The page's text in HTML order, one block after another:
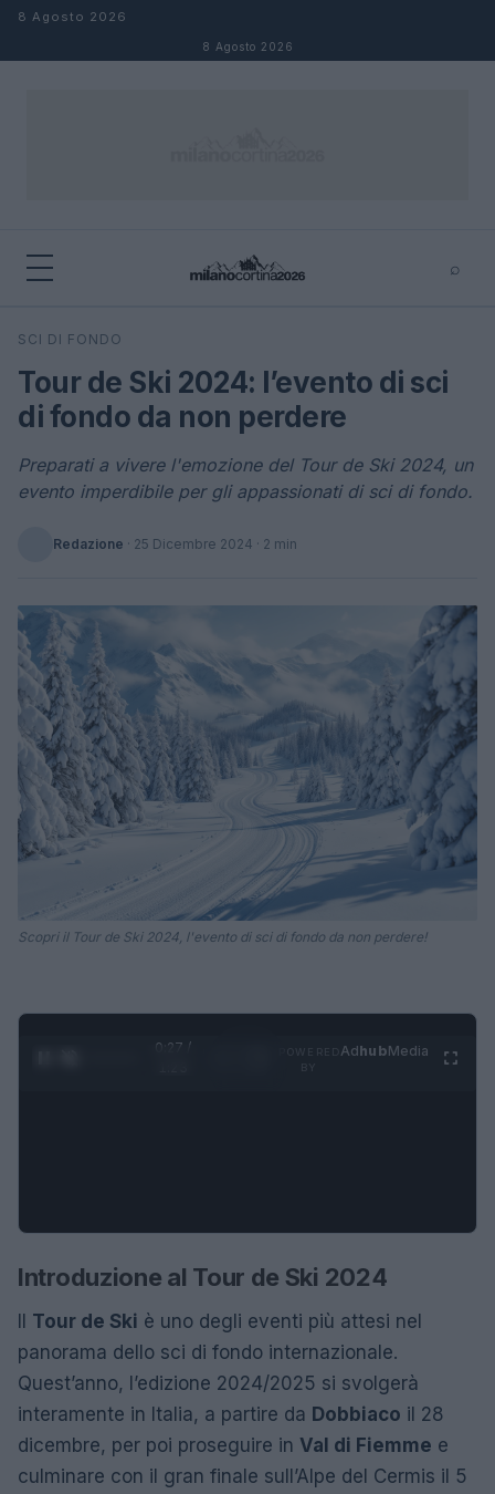
Salta al contenuto
8 Agosto 2026
8 Agosto 2026
⌕
Cerca
SCI DI FONDO
Tour de Ski 2024: l’evento di sci
di fondo da non perdere
Preparati a vivere l'emozione del Tour de Ski 2024, un
evento imperdibile per gli appassionati di sci di fondo.
Redazione · 25 Dicembre 2024 · 2 min
Scopri il Tour de Ski 2024, l'evento di sci di fondo da non perdere!
0:28 /
AdhubMedia
Introduzione al Tour de Ski 2024
Il Tour de Ski è uno degli eventi più attesi nel
panorama dello sci di fondo internazionale.
Quest’anno, l’edizione 2024/2025 si svolgerà
interamente in Italia, a partire da Dobbiaco il 28
dicembre, per poi proseguire in Val di Fiemme e
culminare con il gran finale sull’Alpe del Cermis il 5